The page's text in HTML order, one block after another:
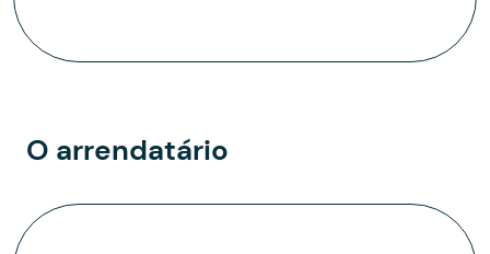
O arrendatário